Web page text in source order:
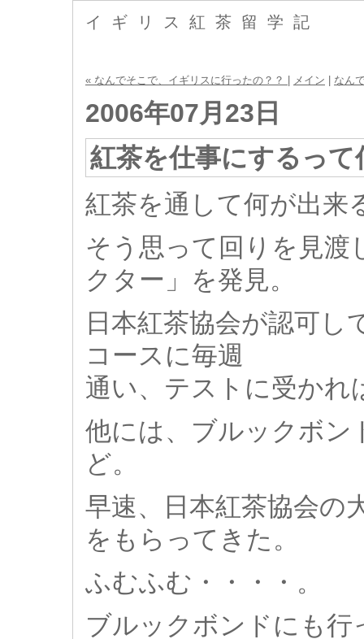
イギリス紅茶留学記
« なんでそこで、イギリスに行ったの？？ メイン なん
2006年07月23日
紅茶を仕事にするっ
紅茶を通して何が出来
そう思って回りを見渡
クター」を発見。
日本紅茶協会が認可し
コースに毎週
通い、テストに受か
他には、ブルックボ
ど。
早速、日本紅茶協会の
をもらってきた。
ふむふむ・・・・。
ブルックボンドにも行